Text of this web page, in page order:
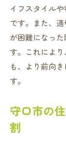
イフスタイル
です。また、
が困難になっ
す。これによ
も、より前向
す。
守口市の
割